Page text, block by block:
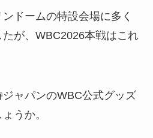
ドームの特設会場に多く
が、WBC2026本戦はこれ
ャパンのWBC公式グッズ
うか。